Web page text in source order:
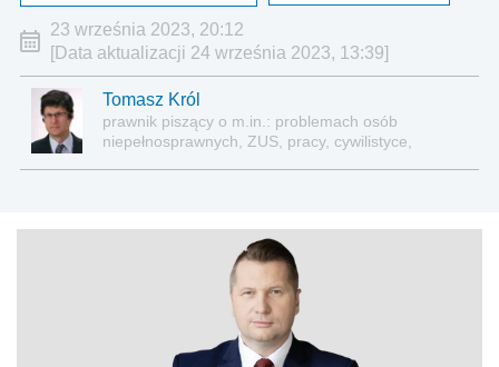
23 września 2023, 20:12
[Data aktualizacji 24 września 2023, 13:39]
Tomasz Król
prawnik piszący o m.in.: problemach osób
niepełnosprawnych, ZUS, pracy, cywilistyce,